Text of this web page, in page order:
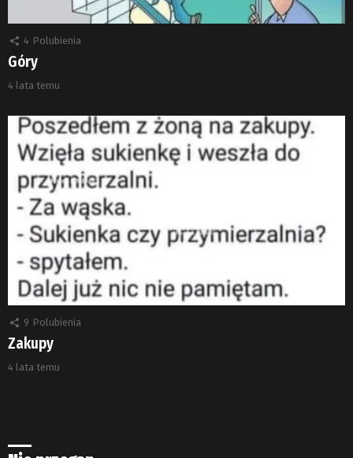
4 Polubienia
Góry
4 lata temu
9 Polubienia
Zakupy
4 lata temu